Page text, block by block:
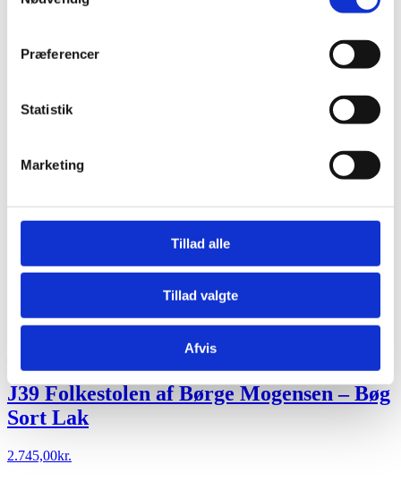
Præferencer
Statistik
Marketing
Tillad alle
Tillad valgte
Afvis
J39 Folkestolen af Børge Mogensen – Bøg
Sort Lak
2.745,00kr.